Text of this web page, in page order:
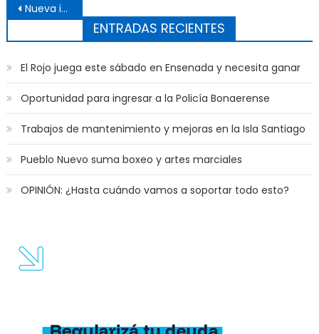
Nueva inscripción al «FINES deudores de materias»
ENTRADAS RECIENTES
El Rojo juega este sábado en Ensenada y necesita ganar
Oportunidad para ingresar a la Policía Bonaerense
Trabajos de mantenimiento y mejoras en la Isla Santiago
Pueblo Nuevo suma boxeo y artes marciales
OPINIÓN: ¿Hasta cuándo vamos a soportar todo esto?